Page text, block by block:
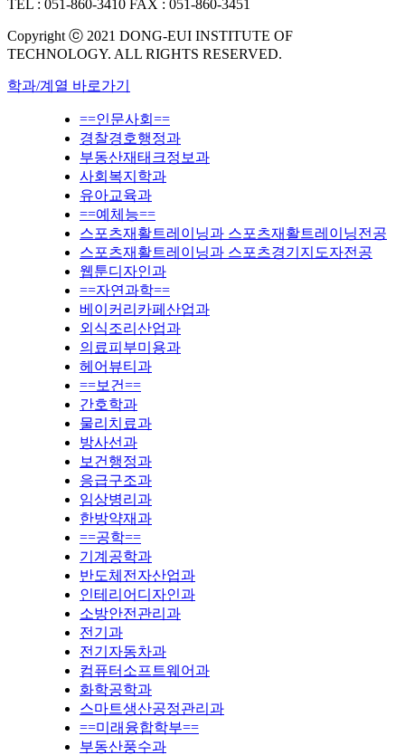
TEL : 051-860-3410 FAX : 051-860-3451
Copyright ⓒ 2021 DONG-EUI INSTITUTE OF
TECHNOLOGY. ALL RIGHTS RESERVED.
학과/계열 바로가기
==인문사회==
경찰경호행정과
부동산재태크정보과
사회복지학과
유아교육과
==예체능==
스포츠재활트레이닝과 스포츠재활트레이닝전공
스포츠재활트레이닝과 스포츠경기지도자전공
웹툰디자인과
==자연과학==
베이커리카페산업과
외식조리산업과
의료피부미용과
헤어뷰티과
==보건==
간호학과
물리치료과
방사선과
보건행정과
응급구조과
임상병리과
한방약재과
==공학==
기계공학과
반도체전자산업과
인테리어디자인과
소방안전관리과
전기과
전기자동차과
컴퓨터소프트웨어과
화학공학과
스마트생산공정관리과
==미래융합학부==
부동산풍수과